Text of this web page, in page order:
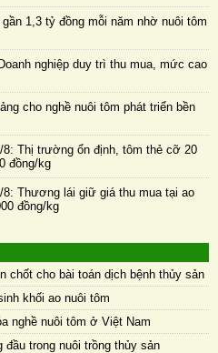
1,3 tỷ đồng mỗi năm nhờ nuôi tôm
nghiệp duy trì thu mua, mức cao
cho nghề nuôi tôm phát triển bền
8: Thị trường ổn định, tôm thẻ cỡ 20
đồng/kg
Thương lái giữ giá thu mua tại ao
đồng/kg
chốt cho bài toán dịch bệnh thủy sản
khối ao nuôi tôm
nghề nuôi tôm ở Việt Nam
đầu trong nuôi trồng thủy sản